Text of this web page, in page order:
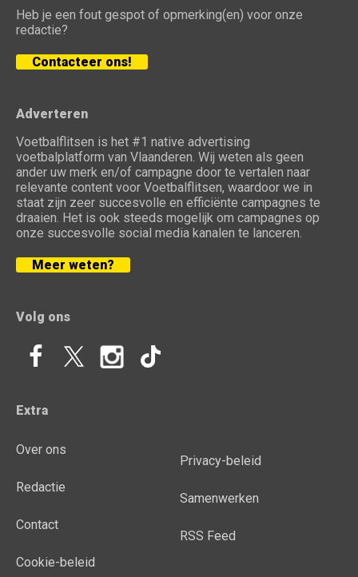
Heb je een fout gespot of opmerking(en) voor onze
redactie?
Contacteer ons!
Adverteren
Voetbalflitsen is het #1 native advertising
voetbalplatform van Vlaanderen. Wij weten als geen
ander uw merk en/of campagne door te vertalen naar
relevante content voor Voetbalflitsen, waardoor we in
staat zijn zeer succesvolle en efficiënte campagnes te
draaien. Het is ook steeds mogelijk om campagnes op
onze succesvolle social media kanalen te lanceren.
Meer weten?
Volg ons
Extra
Over ons
Redactie
Contact
Cookie-beleid
Privacy-beleid
Samenwerken
RSS Feed